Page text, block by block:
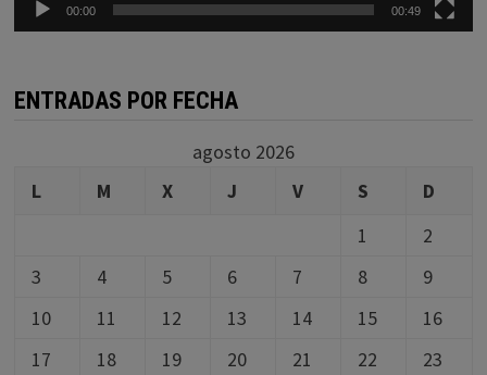
00:00 00:49
ENTRADAS POR FECHA
agosto 2026
L
M X J V S
D
1
2
3
4 5 6 7 8
9
10
11 12 13 14 15
16
17
18 19 20 21 22
23